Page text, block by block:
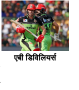
एबी डिविलियर्स